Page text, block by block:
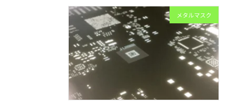
メタルマスク